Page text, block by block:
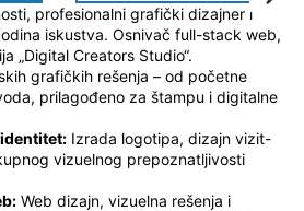
profesionalni grafički dizajner i
iskustva. Osnivač full-stack web,
„Digital Creators Studio“.
grafičkih rešenja – od početne
prilagođeno za štampu i digitalne
Izrada logotipa, dizajn vizit-
vizuelnog prepoznatljivosti
Web dizajn, vizuelna rešenja i